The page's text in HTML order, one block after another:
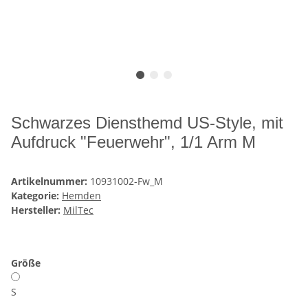
Schwarzes Diensthemd US-Style, mit
Aufdruck "Feuerwehr", 1/1 Arm M
Artikelnummer: 10931002-Fw_M
Kategorie: Hemden
Hersteller: MilTec
Größe
S